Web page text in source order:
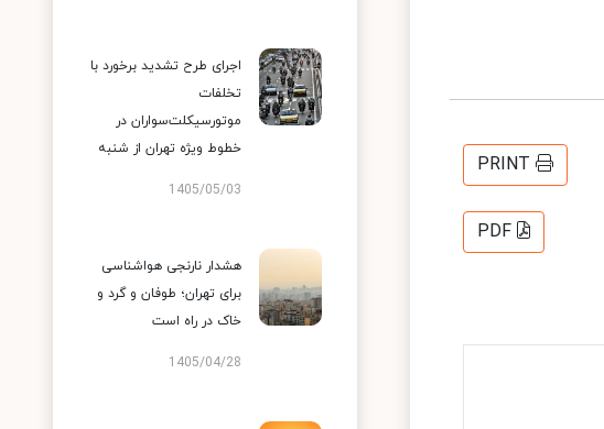
PRINT
PDF
اجرای طرح تشدید برخورد با
تخلفات
موتورسیکلت‌سواران در
خطوط ویژه تهران از شنبه
1405/05/03
هشدار نارنجی هواشناسی
برای تهران؛ طوفان و گرد و
خاک در راه است
1405/04/28